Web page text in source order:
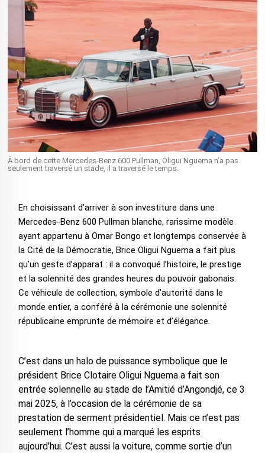
À bord de cette Mercedes-Benz 600 Pullman, Oligui Nguema n’a pas
seulement traversé un stade, il a traversé le temps.
En choisissant d’arriver à son investiture dans une
Mercedes-Benz 600 Pullman blanche, rarissime modèle
ayant appartenu à Omar Bongo et longtemps conservée à
la Cité de la Démocratie, Brice Oligui Nguema a fait plus
qu’un geste d’apparat : il a convoqué l’histoire, le prestige
et la solennité des grandes heures du pouvoir gabonais.
Ce véhicule de collection, symbole d’autorité dans le
monde entier, a conféré à la cérémonie une solennité
républicaine emprunte de mémoire et d’élégance.
C’est dans un halo de puissance symbolique que le
président Brice Clotaire Oligui Nguema a fait son
entrée solennelle au stade de l’Amitié d’Angondjé, ce 3
mai 2025, à l’occasion de la cérémonie de sa
prestation de serment présidentiel. Mais ce n’est pas
seulement l’homme qui a marqué les esprits
aujourd’hui. C’est aussi la voiture, comme sortie d’un